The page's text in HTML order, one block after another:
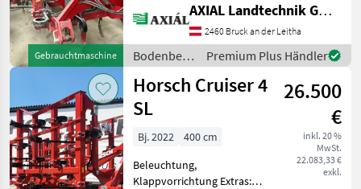
Gebrauchtmaschine
Federzinken 3-Punkt-
Anhängung Kat. III/IV
Beleuchtung RollFlex
Packer Ø 54 cm
Einebnungsscheiben
gefedert
AXIAL Landtechnik GmbH
2460 Bruck an der Leitha
Bodenbearbeitung
/ Horsch
Premium Plus Händler
Horsch Cruiser 4
SL
26.500
€
inkl. 20 %
MwSt.
22.083,33 €
exkl.
Bj. 2022
400 cm
Beleuchtung,
Klappvorrichtung Extras: